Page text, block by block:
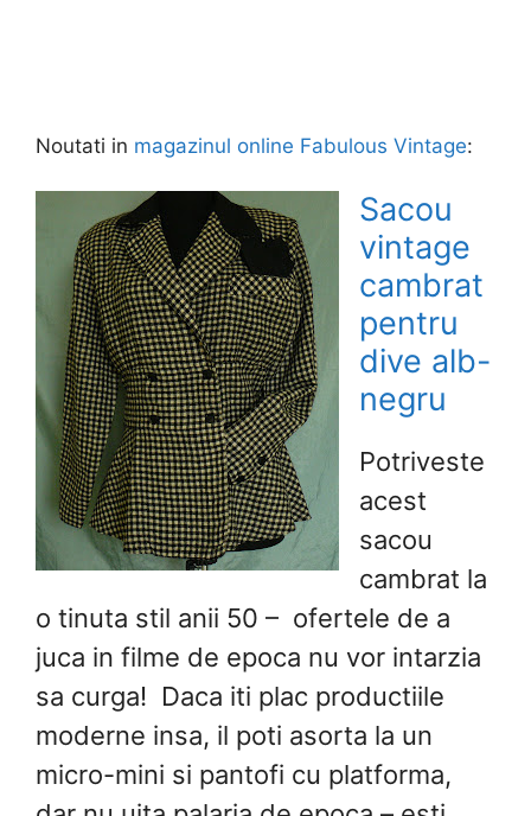
Noutati in magazinul online Fabulous Vintage:
Sacou
vintage
cambrat
pentru
dive alb-
negru
Potriveste
acest
sacou
cambrat la
o tinuta stil anii 50 – ofertele de a
juca in filme de epoca nu vor intarzia
sa curga! Daca iti plac productiile
moderne insa, il poti asorta la un
micro-mini si pantofi cu platforma,